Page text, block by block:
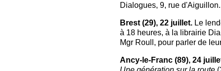
Dialogues, 9, rue
Brest (29), 22 juillet.Le
à 18 heures, à la librairie
Mgr Roull, pour parler de
Ancy-le-Franc (89), 24